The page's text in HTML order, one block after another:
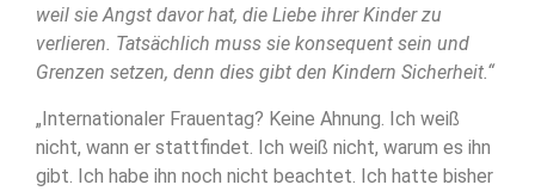
weil sie Angst davor hat, die Liebe ihrer Kinder zu
verlieren. Tatsächlich muss sie konsequent sein und
Grenzen setzen, denn dies gibt den Kindern Sicherheit.“
„Internationaler Frauentag? Keine Ahnung. Ich weiß
nicht, wann er stattfindet. Ich weiß nicht, warum es ihn
gibt. Ich habe ihn noch nicht beachtet. Ich hatte bisher